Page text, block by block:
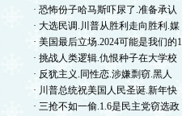
· 恐怖份子哈马斯吓尿了.准备承认
· 大选民调.川普从胜利走向胜利.媒
· 美国最后立场.2024可能是我们的1
· 挑战人类逻辑.仇恨种子在大学校
· 反犹主义.同性恋.涉嫌剽窃.黑人
· 川普总统祝美国人民圣诞.新年快
· 三抢不如一偷.1.6是民主党窃选政